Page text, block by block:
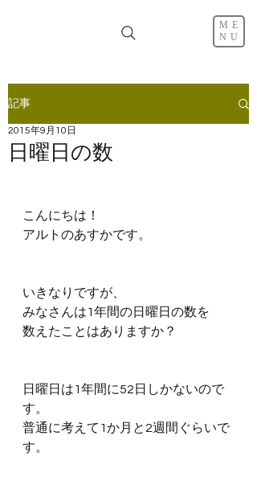
ME
NU
記事
日曜日の数
2015年9月10日
こんにちは！
アルトのあすかです。
いきなりですが、
みなさんは1年間の日曜日の数を
数えたことはありますか？
日曜日は1年間に52日しかないので
す。
普通に考えて1か月と2週間ぐらいで
す。